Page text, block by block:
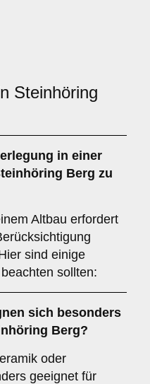
Steinhöring
in einer
Berg zu
Altbau erfordert
sind einige
sollten:
sich besonders
Berg?
oder
geeignet für